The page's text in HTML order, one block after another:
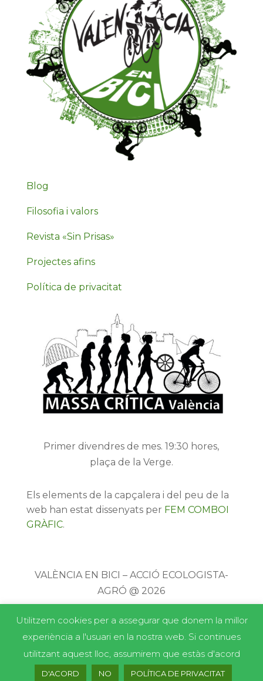
Blog
Filosofia i valors
Revista «Sin Prisas»
Projectes afins
Política de privacitat
Primer divendres de mes. 19:30 hores,
plaça de la Verge.
Els elements de la capçalera i del peu de la
web han estat dissenyats per FEM COMBOI
GRÀFIC.
VALÈNCIA EN BICI – ACCIÓ ECOLOGISTA-
AGRÓ @ 2026
Utilitzem cookies per a assegurar que donem la millor
experiència a l'usuari en la nostra web. Si continues
utilitzant aquest lloc, assumirem que estàs d'acord
D'ACORD NO POLÍTICA DE PRIVACITAT